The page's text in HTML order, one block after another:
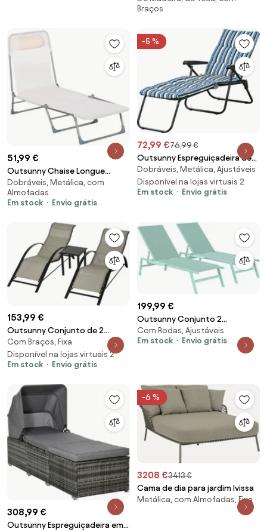
Braços
51,99 €
Outsunny Chaise Longue
Dobrável Jardim Encosto
Reclinável 5 Posições Textilene
Confortável Resistente
Dobráveis, Metálica, com
Almofadas
Em stock
Envio grátis
-5 %
72,99 €76,99 €
Outsunny Espreguiçadeira de
banho de sol dobrável
reclinável 6 posições com
colchão + apoios de braços
Dobráveis, Metálica, Ajustáveis
Disponível na lojas virtuais 2
Em stock
Envio grátis
153,99 €
Outsunny Conjunto de 2
Espreguiçadeiras de Jardim
59x169x66 cm com Mesa
41x41x45 cm Vidro Temperado
Aosom Portugal
Com Braços, Fixa
Disponível na lojas virtuais 2
Em stock
Envio grátis
199,99 €
Outsunny Conjunto 2
Espreguiçadeiras com Mesa
Lateral, Espreguiçadeira de
Jardim com Encosto Ajustável. |
Com Rodas, Ajustáveis
Em stock
Envio grátis
308,99 €
Outsunny Espreguiçadeira em
-6 %
3208 €3413 €
Cama de dia para jardim Ivissa
Metálica, com Almofadas, Fixa